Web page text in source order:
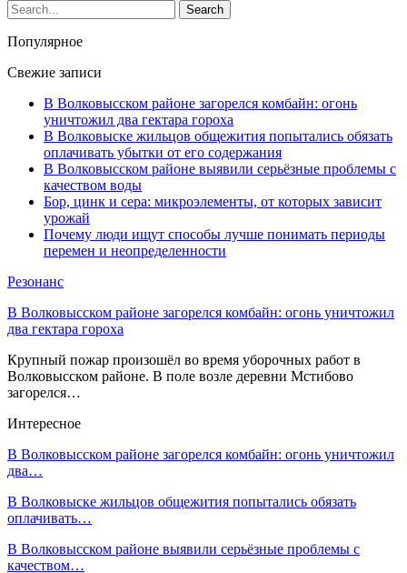
Популярное
Свежие записи
В Волковысском районе загорелся комбайн: огонь
уничтожил два гектара гороха
В Волковыске жильцов общежития попытались обязать
оплачивать убытки от его содержания
В Волковысском районе выявили серьёзные проблемы с
качеством воды
Бор, цинк и сера: микроэлементы, от которых зависит
урожай
Почему люди ищут способы лучше понимать периоды
перемен и неопределенности
Резонанс
В Волковысском районе загорелся комбайн: огонь уничтожил
два гектара гороха
Крупный пожар произошёл во время уборочных работ в
Волковысском районе. В поле возле деревни Мстибово
загорелся…
Интересное
В Волковысском районе загорелся комбайн: огонь уничтожил
два…
В Волковыске жильцов общежития попытались обязать
оплачивать…
В Волковысском районе выявили серьёзные проблемы с
качеством…